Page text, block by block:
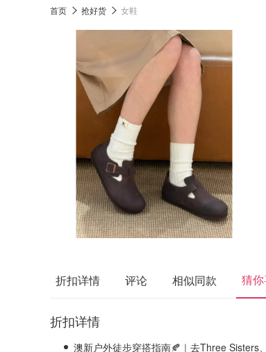
首页 抢好货 女鞋
折扣详情 评论 相似同款 猜
折扣详情
澳新户外徒步穿搭指南🍂｜去Three